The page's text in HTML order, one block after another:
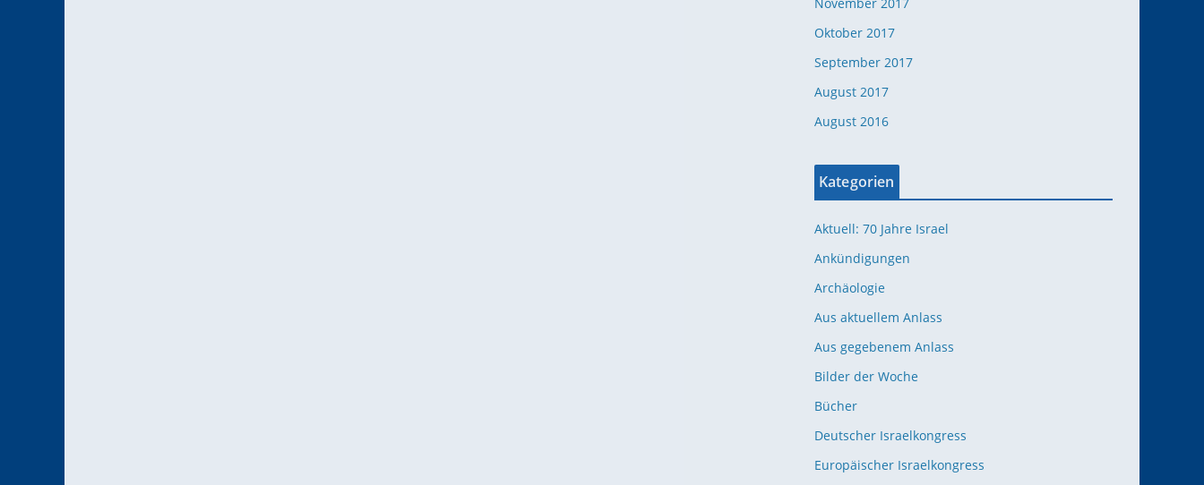
Oktober 2017
September 2017
August 2017
August 2016
Kategorien
Aktuell: 70 Jahre Israel
Ankündigungen
Archäologie
Aus aktuellem Anlass
Aus gegebenem Anlass
Bilder der Woche
Bücher
Deutscher Israelkongress
Europäischer Israelkongress